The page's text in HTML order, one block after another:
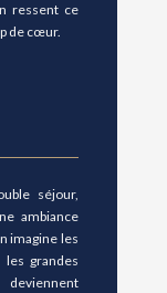
ressent ce
de cœur.
séjour,
ambiance
imagine les
grandes